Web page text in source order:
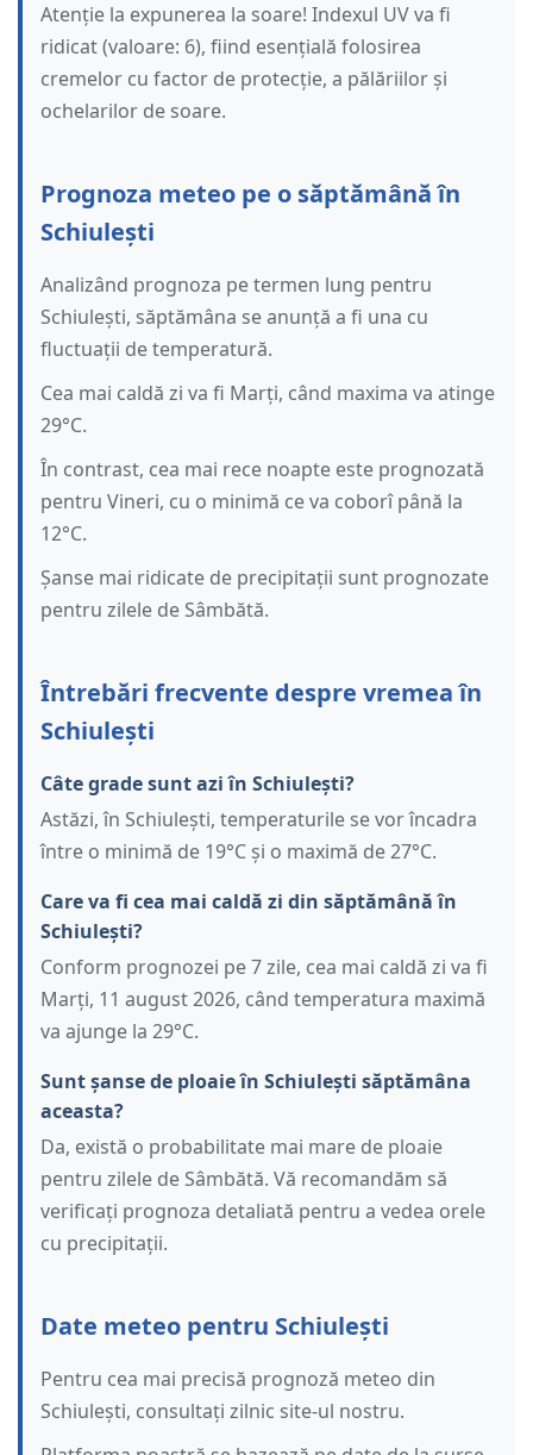
Atenție la expunerea la soare! Indexul UV va fi
ridicat (valoare: 6), fiind esențială folosirea
cremelor cu factor de protecție, a pălăriilor și
ochelarilor de soare.
Prognoza meteo pe o săptămână în
Schiulești
Analizând prognoza pe termen lung pentru
Schiulești, săptămâna se anunță a fi una cu
fluctuații de temperatură.
Cea mai caldă zi va fi Marți, când maxima va atinge
29°C.
În contrast, cea mai rece noapte este prognozată
pentru Vineri, cu o minimă ce va coborî până la
12°C.
Șanse mai ridicate de precipitații sunt prognozate
pentru zilele de Sâmbătă.
Întrebări frecvente despre vremea în
Schiulești
Câte grade sunt azi în Schiulești?
Astăzi, în Schiulești, temperaturile se vor încadra
între o minimă de 19°C și o maximă de 27°C.
Care va fi cea mai caldă zi din săptămână în
Schiulești?
Conform prognozei pe 7 zile, cea mai caldă zi va fi
Marți, 11 august 2026, când temperatura maximă
va ajunge la 29°C.
Sunt șanse de ploaie în Schiulești săptămâna
aceasta?
Da, există o probabilitate mai mare de ploaie
pentru zilele de Sâmbătă. Vă recomandăm să
verificați prognoza detaliată pentru a vedea orele
cu precipitații.
Date meteo pentru Schiulești
Pentru cea mai precisă prognoză meteo din
Schiulești, consultați zilnic site-ul nostru.